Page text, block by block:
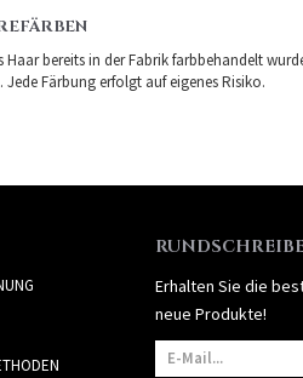
Haar bereits in der Fabrik farbbehandelt
Jede Färbung erfolgt auf eigenes Risiko.
Erhalten Sie die
neue Produkte!